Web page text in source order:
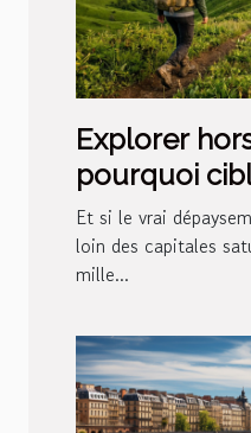
Explorer
pourquoi
destinations
Et si le vrai
loin des capitales
mille...